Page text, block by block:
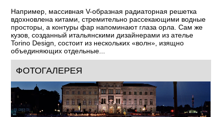
Например, массивная V-образная радиаторная решетка
вдохновлена китами, стремительно рассекающими водные
просторы, а контуры фар напоминают глаза орла. Сам же
кузов, созданный итальянскими дизайнерами из ателье
Torino Design, состоит из нескольких «волн», изящно
объединяющих отдельные...
ФОТОГАЛЕРЕЯ